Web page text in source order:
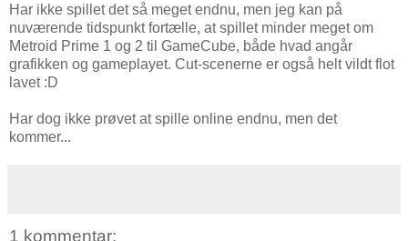
Har ikke spillet det så meget endnu, men jeg kan på
nuværende tidspunkt fortælle, at spillet minder meget om
Metroid Prime 1 og 2 til GameCube, både hvad angår
grafikken og gameplayet. Cut-scenerne er også helt vildt flot
lavet :D
Har dog ikke prøvet at spille online endnu, men det
kommer...
1 kommentar: